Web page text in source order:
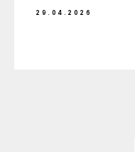
29.04.2026